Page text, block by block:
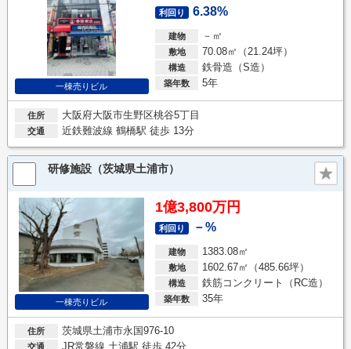
一棟売りビル
利回り 6.38%
建物 －㎡
敷地 70.08㎡（21.24坪）
構造 鉄骨造（S造）
築年数 5年
住所 大阪府大阪市生野区桃谷5丁目
交通 近鉄難波線 鶴橋駅 徒歩 13分
研修施設（茨城県土浦市）
一棟売りビル
1億3,800万円
利回り －%
建物 1383.08㎡
敷地 1602.67㎡（485.66坪）
構造 鉄筋コンクリート（RC造）
築年数 35年
住所 茨城県土浦市永国976-10
交通 JR常磐線 土浦駅 徒歩 42分